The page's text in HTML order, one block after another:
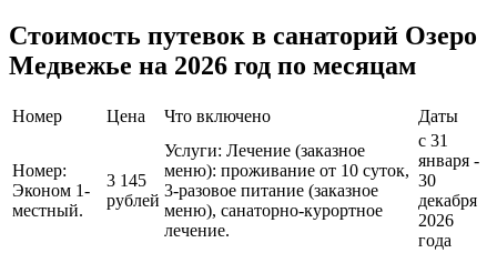
Стоимость путевок в санаторий Озеро
Медвежье на 2026 год по месяцам
Номер Цена Что включено Даты
Номер:
Эконом 1-
местный.
3 145
рублей
Услуги: Лечение (заказное
меню): проживание от 10 суток,
3-разовое питание (заказное
меню), санаторно-курортное
лечение.
с 31
января -
30
декабря
2026
года